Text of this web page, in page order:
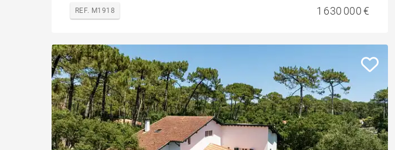
REF. M1918 1 630 000 €